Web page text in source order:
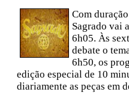
Com
Sagrado vai
6h05. Às
debate o
6h50, os
edição especial de 10
diariamente as peças em